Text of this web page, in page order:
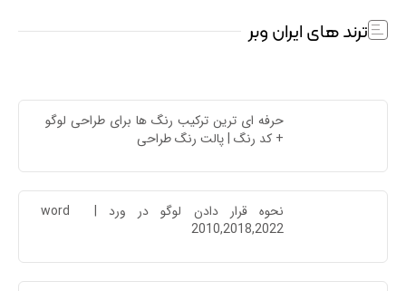
ترند های ایران وبر
حرفه ای ترین ترکیب رنگ ها برای طراحی لوگو
+ کد رنگ | پالت رنگ طراحی
نحوه قرار دادن لوگو در ورد | word
2010,2018,2022